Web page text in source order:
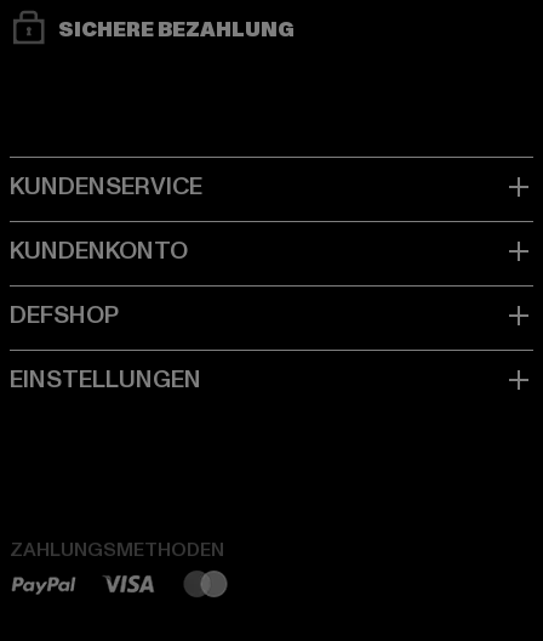
SICHERE BEZAHLUNG
ZAHLUNGSMETHODEN